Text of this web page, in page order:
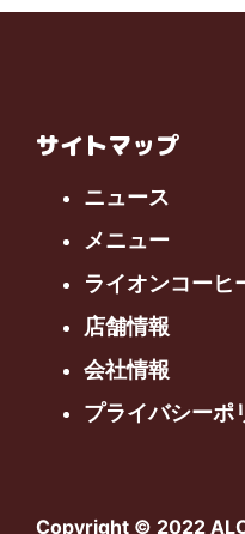
サイトマップ
ニュース
メニュー
ライオンコーヒ
店舗情報
会社情報
プライバシーポ
Copyright © 2022